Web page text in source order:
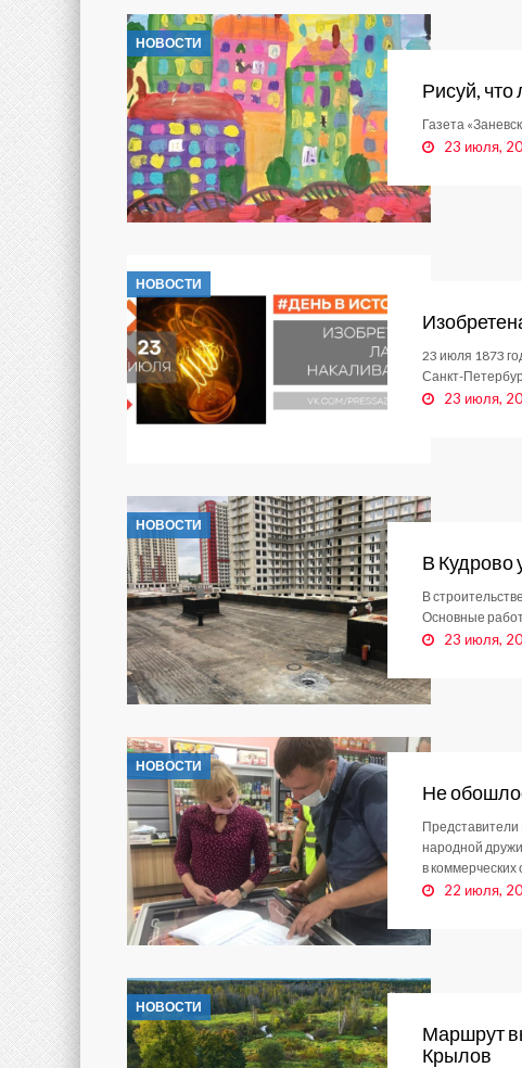
НОВОСТИ
Рисуй,
Газета
23 июля,
НОВОСТИ
23 июля 1873
Санкт-
23 июля,
НОВОСТИ
В Кудрово
В
Основные
23 июля,
НОВОСТИ
Не
Представители
народной
в коммерческих
22 июля,
НОВОСТИ
Маршрут
Крылов